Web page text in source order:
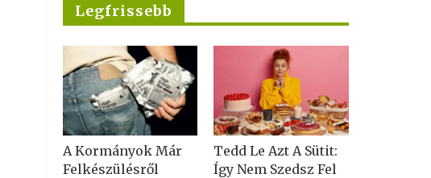
Legfrissebb
A Kormányok Már
Felkészülésről
Tedd Le Azt A Sütit:
Így Nem Szedsz Fel